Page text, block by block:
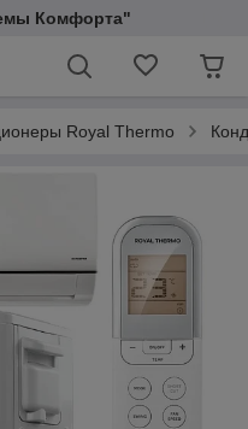
Комфорта"
Royal Thermo